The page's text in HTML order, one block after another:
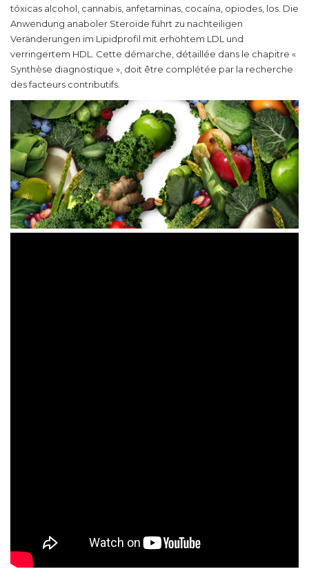
tóxicas alcohol, cannabis, anfetaminas, cocaína, opiodes, los. Die
Anwendung anaboler Steroide führt zu nachteiligen
Veränderungen im Lipidprofil mit erhöhtem LDL und
verringertem HDL. Cette démarche, détaillée dans le chapitre «
Synthèse diagnostique », doit être complétée par la recherche
des facteurs contributifs.